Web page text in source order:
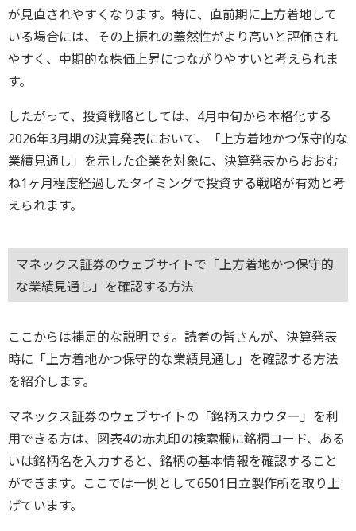
が見直されやすくなります。特に、直前期に上方着地して
いる場合には、その上振れの蓋然性がより高いと評価され
やすく、中期的な株価上昇につながりやすいと考えられま
す。
したがって、投資戦略としては、4月中旬から本格化する
2026年3月期の決算発表において、「上方着地かつ保守的な
業績見通し」を示した企業を対象に、決算発表からおおむ
ね1ヶ月程度経過したタイミングで投資する戦略が有効と考
えられます。
マネックス証券のウェブサイトで「上方着地かつ保守的
な業績見通し」を確認する方法
ここからは補足的な説明です。読者の皆さんが、決算発表
時に「上方着地かつ保守的な業績見通し」を確認する方法
を紹介します。
マネックス証券のウェブサイトの「銘柄スカウター」を利
用できる方は、図表4の赤丸印の検索欄に銘柄コード、ある
いは銘柄名を入力すると、銘柄の基本情報を確認すること
ができます。ここでは一例として6501日立製作所を取り上
げています。